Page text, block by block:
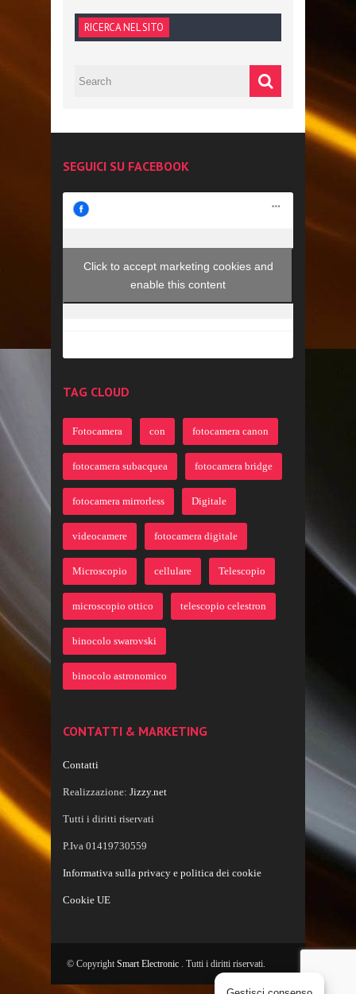
RICERCA NEL SITO
SEGUICI SU FACEBOOK
Click to accept marketing cookies and
enable this content
TAG CLOUD
Fotocamera con fotocamera canon
fotocamera subacquea fotocamera bridge
fotocamera mirrorless Digitale
videocamere fotocamera digitale
Microscopio cellulare Telescopio
microscopio ottico telescopio celestron
binocolo swarovski
binocolo astronomico
CONTATTI & MARKETING
Contatti
Realizzazione: Jizzy.net
Tutti i diritti riservati
P.Iva 01419730559
Informativa sulla privacy e politica dei cookie
Cookie UE
© Copyright Smart Electronic . Tutti i diritti riservati.